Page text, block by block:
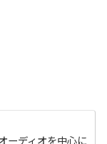
ーディオを中心に